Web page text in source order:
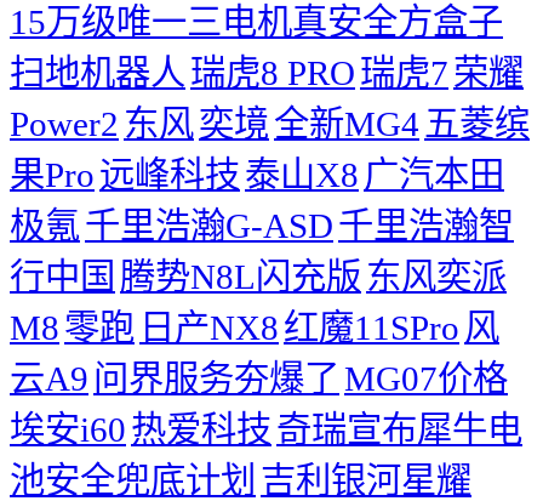
15万级唯一三电机真安全方盒子
扫地机器人 瑞虎8 PRO瑞虎7荣耀
Power2 东风奕境全新MG4 五菱缤
果Pro远峰科技泰山X8 广汽本田
极氪千里浩瀚G-ASD千里浩瀚智
行中国 腾势N8L闪充版 东风奕派
M8零跑 日产NX8红魔11SPro 风
云A9 问界服务夯爆了 MG07价格
埃安i60热爱科技奇瑞宣布犀牛电
池安全兜底计划 吉利银河星耀